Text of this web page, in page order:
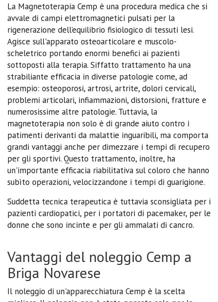
La Magnetoterapia Cemp è una procedura medica che si
avvale di campi elettromagnetici pulsati per la
rigenerazione dell’equilibrio fisiologico di tessuti lesi.
Agisce sull'apparato osteoarticolare e muscolo-
scheletrico portando enormi benefici ai pazienti
sottoposti alla terapia. Siffatto trattamento ha una
strabiliante efficacia in diverse patologie come, ad
esempio: osteoporosi, artrosi, artrite, dolori cervicali,
problemi articolari, infiammazioni, distorsioni, fratture e
numerosissime altre patologie. Tuttavia, la
magnetoterapia non solo è di grande aiuto contro i
patimenti derivanti da malattie inguaribili, ma comporta
grandi vantaggi anche per dimezzare i tempi di recupero
per gli sportivi. Questo trattamento, inoltre, ha
un'importante efficacia riabilitativa sul coloro che hanno
subìto operazioni, velocizzandone i tempi di guarigione.
Suddetta tecnica terapeutica è tuttavia sconsigliata per i
pazienti cardiopatici, per i portatori di pacemaker, per le
donne che sono incinte e per gli ammalati di cancro.
Vantaggi del noleggio Cemp a
Briga Novarese
Il noleggio di un'apparecchiatura Cemp è la scelta